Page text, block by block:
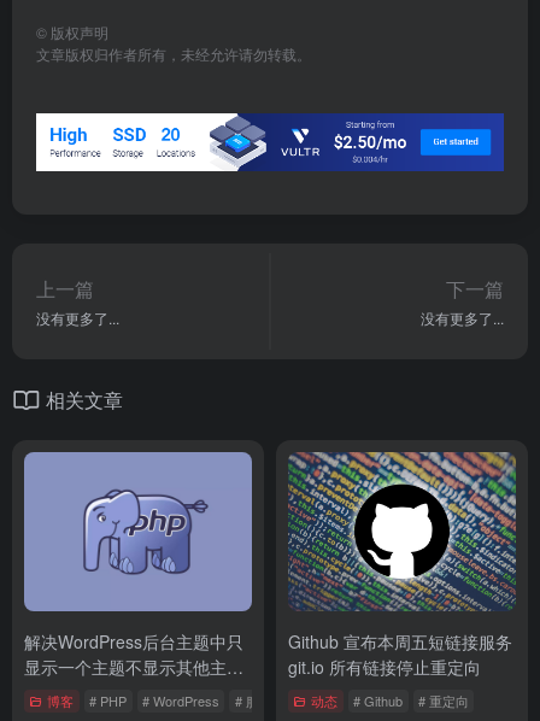
© 版权声明
文章版权归作者所有，未经允许请勿转载。
上一篇
没有更多了...
下一篇
没有更多了...
相关文章
解决WordPress后台主题中只
显示一个主题不显示其他主题
的问题
博客 # PHP # WordPress # 服务器
Github 宣布本周五短链接服务
git.io 所有链接停止重定向
动态 # Github # 重定向